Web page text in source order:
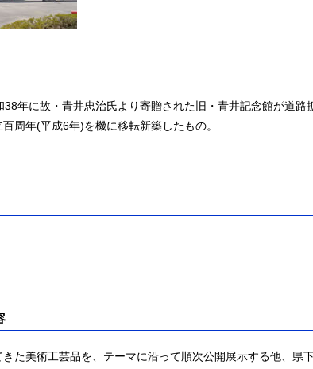
38年に故・青井忠治氏より寄贈された旧・青井記念館が道路
周年(平成6年)を機に移転新築したもの。
た美術工芸品を、テーマに沿って順次公開展示する他、県